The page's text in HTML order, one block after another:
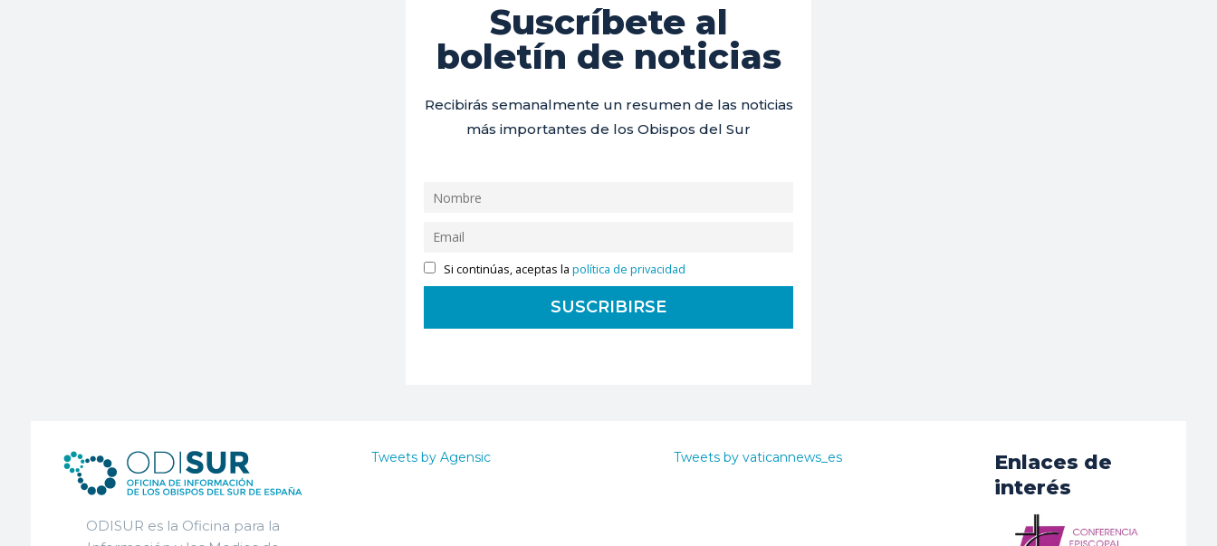
Suscríbete al
boletín de noticias
Recibirás semanalmente un resumen de las noticias
más importantes de los Obispos del Sur
Si continúas, aceptas lapolítica de privacidad
ODISUR es la Oficina para la
Tweets by Agensic Tweets by vaticannews_es
Enlaces de
interés